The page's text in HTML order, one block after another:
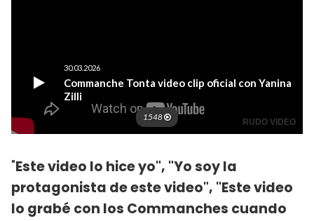
"Este video lo hice yo", "Yo soy la
protagonista de este video", "Este video
lo grabé con los Commanches cuando